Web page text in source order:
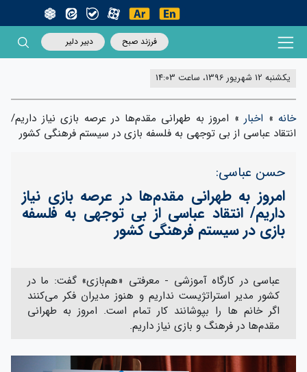
فرزند صبح دبیر دلیر
یکشنبه 12 شهریور 1396، ساعت 14:03
خانه » اخبار » امروز به طهرانی مقدم‌ها در عرصه بازی نیاز داریم/
انتقاد عباسی از بی توجهی به فلسفه بازی در سیستم فرهنگی کشور
حسن عباسی:
امروز به طهرانی مقدم‌ها در عرصه بازی نیاز
داریم/ انتقاد عباسی از بی توجهی به فلسفه
بازی در سیستم فرهنگی کشور
عباسی در کارگاه آموزشی - معرفتی «هم‌بازی» گفت: ما در
کشور مدیر استراتژیست نداریم و هنوز مدیران فکر می‌کنند
اگر خانم ها را بپوشانند کار تمام است. امروز به طهرانی
مقدم‌ها در فرهنگ و بازی نیاز داریم.